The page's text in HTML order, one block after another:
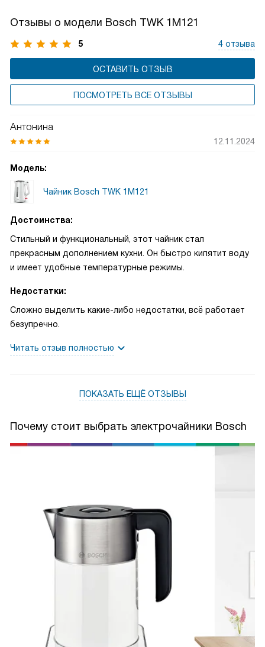
Отзывы о модели Bosch TWK 1M121
5 4 отзыва
ОСТАВИТЬ ОТЗЫВ
ПОСМОТРЕТЬ ВСЕ ОТЗЫВЫ
Антонина
12.11.2024
Модель:
Чайник Bosch TWK 1M121
Достоинства:
Стильный и функциональный, этот чайник стал
прекрасным дополнением кухни. Он быстро кипятит воду
и имеет удобные температурные режимы.
Недостатки:
Сложно выделить какие-либо недостатки, всё работает
безупречно.
Читать отзыв полностью
ПОКАЗАТЬ ЕЩЁ ОТЗЫВЫ
Почему стоит выбрать электрочайники Bosch